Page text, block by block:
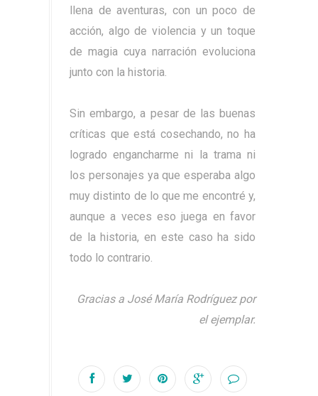
llena de aventuras, con un poco de
acción, algo de violencia y un toque
de magia cuya narración evoluciona
junto con la historia.
Sin embargo, a pesar de las buenas
críticas que está cosechando, no ha
logrado engancharme ni la trama ni
los personajes ya que esperaba algo
muy distinto de lo que me encontré y,
aunque a veces eso juega en favor
de la historia, en este caso ha sido
todo lo contrario.
Gracias a José María Rodríguez por
el ejemplar.